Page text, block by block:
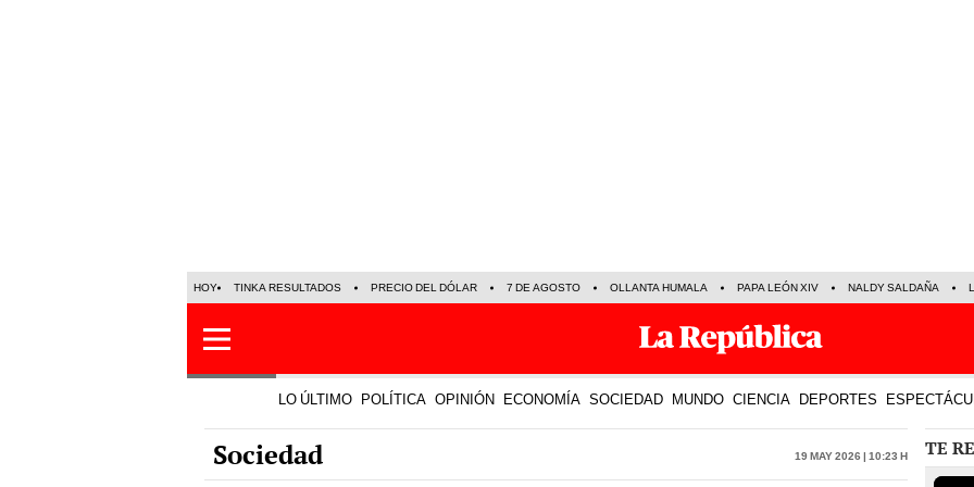
HOY TINKA RESULTADOS PRECIO DEL DÓLAR 7 DE AGOSTO OLLANTA HUMALA PAPA LEÓN XIV NALDY SALDAÑA
LO ÚLTIMO POLÍTICA OPINIÓN ECONOMÍA SOCIEDAD MUNDO CIENCIA DEPORTES
Sociedad 19 May 2026 | 10:23 h TE